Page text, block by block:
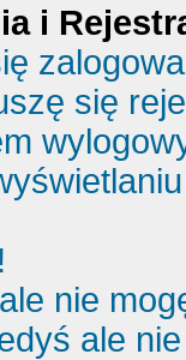
i
się
nie
ale